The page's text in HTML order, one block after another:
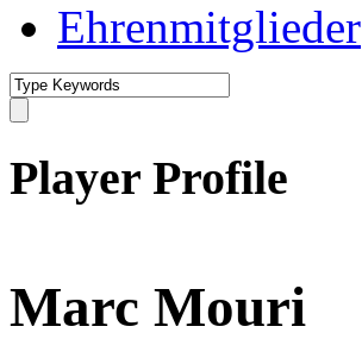
Ehrenmitglieder
Player Profile
Marc Mouri